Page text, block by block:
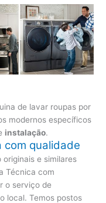
de lavar roupas por
modernos específicos
instalação.
com qualidade
e similares
Técnica com
o serviço de
local. Temos postos